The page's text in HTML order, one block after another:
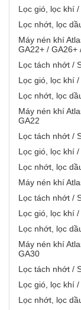
Lọc gió, lọc khí
Lọc nhớt, lọc
Máy nén khí
GA22+ /
Lọc tách nhớt /
Lọc gió, lọc khí
Lọc nhớt, lọc
Máy nén khí
GA22
Lọc tách nhớt /
Lọc gió, lọc khí
Lọc nhớt, lọc
Máy nén khí
Lọc tách nhớt /
Lọc gió, lọc khí
Lọc nhớt, lọc
Máy nén khí
GA30
Lọc tách nhớt /
Lọc gió, lọc khí
Lọc nhớt, lọc